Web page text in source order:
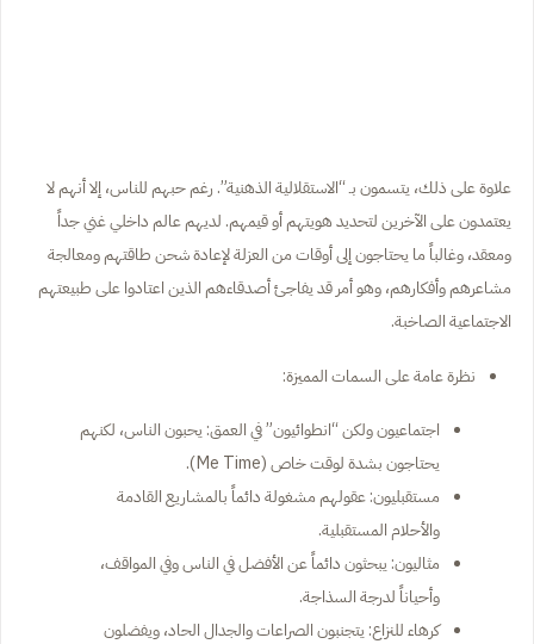
علاوة على ذلك، يتسمون بـ “الاستقلالية الذهنية”. رغم حبهم للناس، إلا أنهم لا
يعتمدون على الآخرين لتحديد هويتهم أو قيمهم. لديهم عالم داخلي غني جداً
ومعقد، وغالباً ما يحتاجون إلى أوقات من العزلة لإعادة شحن طاقتهم ومعالجة
مشاعرهم وأفكارهم، وهو أمر قد يفاجئ أصدقاءهم الذين اعتادوا على طبيعتهم
الاجتماعية الصاخبة.
نظرة عامة على السمات المميزة:
اجتماعيون ولكن “انطوائيون” في العمق: يحبون الناس، لكنهم
يحتاجون بشدة لوقت خاص (Me Time).
مستقبليون: عقولهم مشغولة دائماً بالمشاريع القادمة
والأحلام المستقبلية.
مثاليون: يبحثون دائماً عن الأفضل في الناس وفي المواقف،
وأحياناً لدرجة السذاجة.
كرهاء للنزاع: يتجنبون الصراعات والجدال الحاد، ويفضلون